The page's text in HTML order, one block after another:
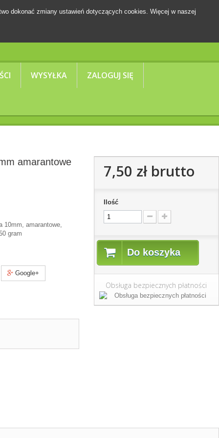
WYSYŁKA ZALOGUJ SIĘ
dokonać zmiany ustawień dotyczących cookies. Więcej w naszej
amarantowe
10mm, amarantowe,
gram
Google+
7,50 złbrutto
Ilość
Do koszyka
Obsługa bezpiecznych płatności